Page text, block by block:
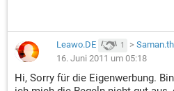
Leawo.DE 1 >
16. Juni 2011 um 05:18
Hi, Sorry für die Eigenwerbung.